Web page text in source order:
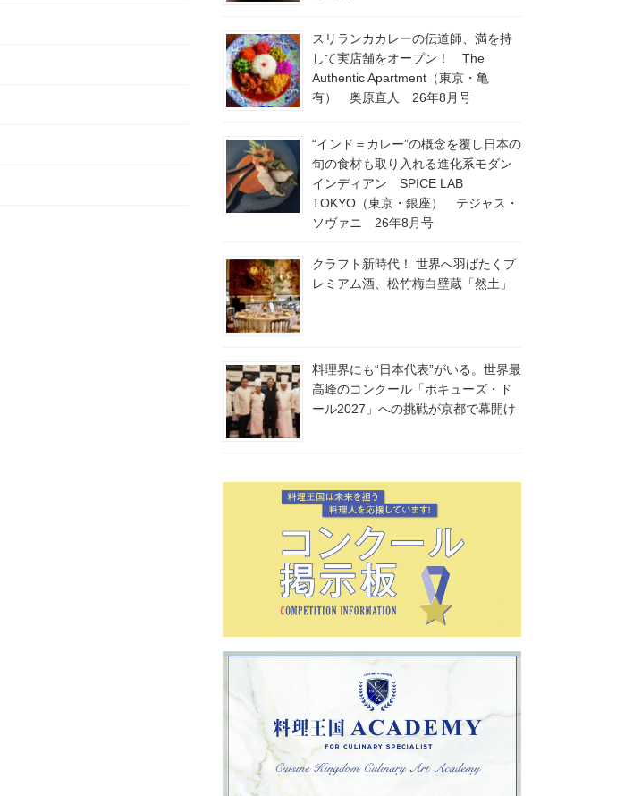
スリランカカレーの伝道師、満を持
して実店舗をオープン！ The
Authentic Apartment（東京・亀
有） 奥原直人 26年8月号
“インド＝カレー”の概念を覆し日本の
旬の食材も取り入れる進化系モダン
インディアン SPICE LAB
TOKYO（東京・銀座） テジャス・
ソヴァニ 26年8月号
クラフト新時代！ 世界へ羽ばたくプ
レミアム酒、松竹梅白壁蔵「然土」
料理界にも“日本代表”がいる。世界最
高峰のコンクール「ボキューズ・ド
ール2027」への挑戦が京都で幕開け